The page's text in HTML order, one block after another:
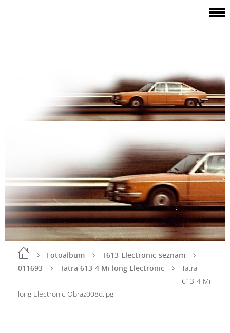
Fotoalbum
T613-Electronic-seznam
011693
Tatra 613-4 Mi long Electronic
Tatra
613-4 Mi
long Electronic Obraz008d.jpg